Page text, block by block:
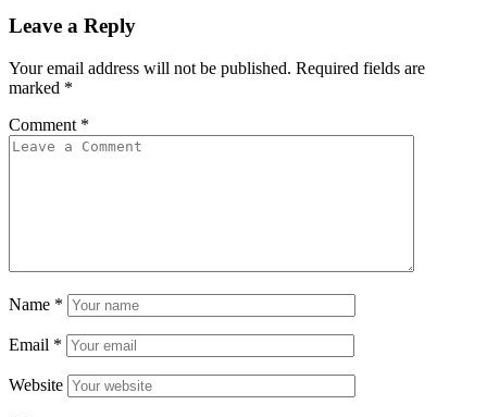
Leave a Reply
Your email address will not be published. Required fields are
marked *
Comment *
Name *
Email *
Website